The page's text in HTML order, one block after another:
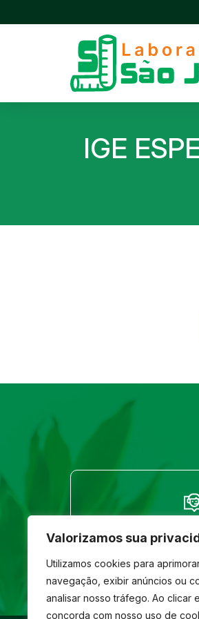
Valorizamos sua
Utilizamos cookies para
navegação, exibir anúncios ou
analisar nosso tráfego. Ao clicar
concorda com nosso uso de
IGE
(33)